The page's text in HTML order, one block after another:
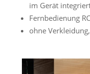
im Gerät
Fernbedienung
ohne